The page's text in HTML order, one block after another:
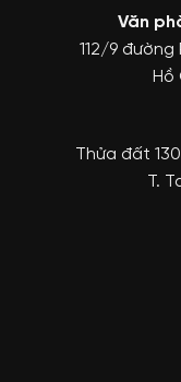
Văn
112/9 đường
Hồ
Thửa đất
T.